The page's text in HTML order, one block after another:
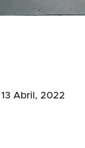
13 Abril, 2022